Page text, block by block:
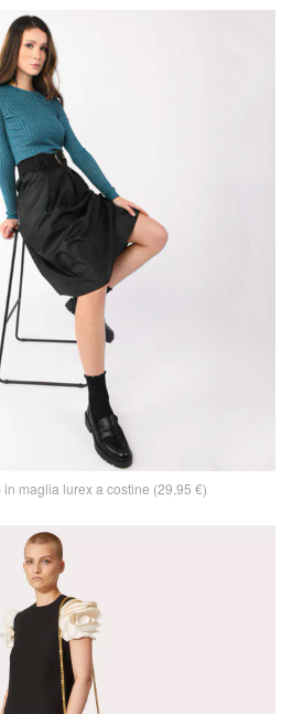
maglia lurex a costine (29,95 €)